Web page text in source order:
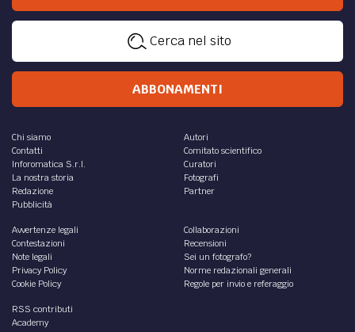
Cerca nel sito
ABBONAMENTI
Chi siamo
Contatti
Inforomatica S.r.l.
La nostra storia
Redazione
Pubblicità
Autori
Comitato scientifico
Curatori
Fotografi
Partner
Avvertenze legali
Contestazioni
Note legali
Privacy Policy
Cookie Policy
Collaborazioni
Recensioni
Sei un fotografo?
Norme redazionali generali
Regole per invio e referaggio
RSS contributi
Academy